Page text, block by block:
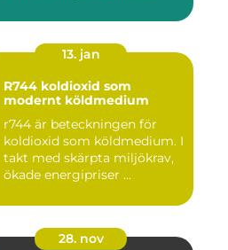
13. jan
R744 koldioxid som
modernt köldmedium
r744 är beteckningen för
koldioxid som köldmedium. I
takt med skärpta miljökrav,
ökade energipriser ...
28. nov